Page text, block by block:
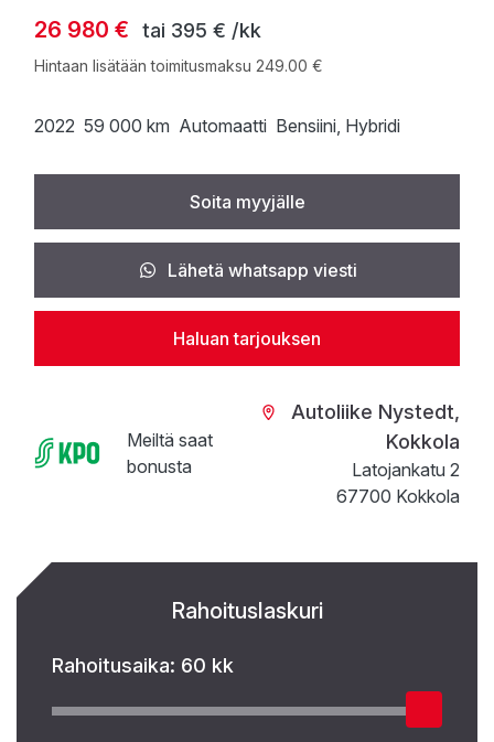
26 980 € tai 395 € /kk
Hintaan lisätään toimitusmaksu 249.00 €
2022 59 000 km Automaatti Bensiini , Hybridi
Soita myyjälle
Lähetä whatsapp viesti
Haluan tarjouksen
Meiltä saat
bonusta
Autoliike Nystedt,
Kokkola
Latojankatu 2
67700 Kokkola
Rahoituslaskuri
Rahoitusaika: 60 kk